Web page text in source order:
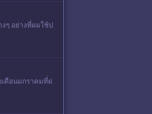
ๆ อย่างที่ผมใช้ป
เดือนมกราคมที่ผ่